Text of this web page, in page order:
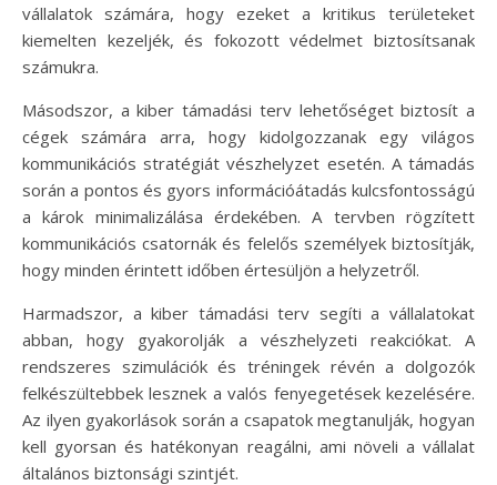
vállalatok számára, hogy ezeket a kritikus területeket
kiemelten kezeljék, és fokozott védelmet biztosítsanak
számukra.
Másodszor, a kiber támadási terv lehetőséget biztosít a
cégek számára arra, hogy kidolgozzanak egy világos
kommunikációs stratégiát vészhelyzet esetén. A támadás
során a pontos és gyors információátadás kulcsfontosságú
a károk minimalizálása érdekében. A tervben rögzített
kommunikációs csatornák és felelős személyek biztosítják,
hogy minden érintett időben értesüljön a helyzetről.
Harmadszor, a kiber támadási terv segíti a vállalatokat
abban, hogy gyakorolják a vészhelyzeti reakciókat. A
rendszeres szimulációk és tréningek révén a dolgozók
felkészültebbek lesznek a valós fenyegetések kezelésére.
Az ilyen gyakorlások során a csapatok megtanulják, hogyan
kell gyorsan és hatékonyan reagálni, ami növeli a vállalat
általános biztonsági szintjét.